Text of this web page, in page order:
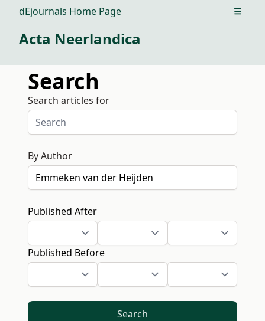
dEjournals Home Page Open
Acta Neerlandica
Search
Search articles for
By Author
Published After
Published Before
Search